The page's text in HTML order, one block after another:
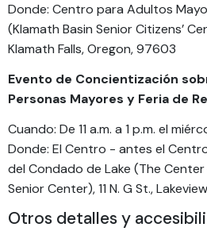
Donde: Centro para Adultos
(Klamath Basin Senior Citizens’
Klamath Falls, Oregon, 97603
Evento de Concientización
Personas Mayores y Feria de
Cuando: De 11 a.m. a 1 p.m. el
Donde: El Centro - antes el
del Condado de Lake (The
Senior Center), 11 N. G St.,
Otros detalles y